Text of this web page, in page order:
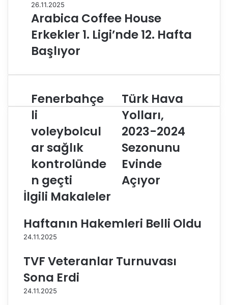
26.11.2025
Arabica Coffee House
Erkekler 1. Ligi’nde 12. Hafta
Başlıyor
F
e
e
b
a
h
ç
l
v
o
e
y
b
o
Fenerbahçe
li
voleybolcul
ar sağlık
kontrolünde
n geçti
T
ü
r
k
a
v
a
Y
a
,
2
Türk Hava
Yolları,
2023-2024
Sezonunu
Evinde
Açıyor
İlgili Makaleler
Haftanın Hakemleri Belli Oldu
24.11.2025
TVF Veteranlar Turnuvası
Sona Erdi
24.11.2025